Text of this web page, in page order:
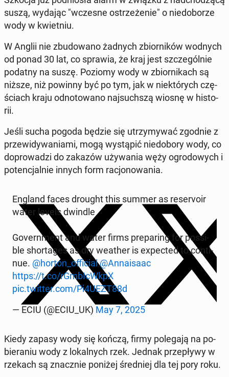
suszą, wydając "wczesne ostrze­że­nie" o nie­do­bo­rze
wody w kwiet­niu.
W Anglii nie zbu­do­wa­no żadnych zbior­ni­ków wodnych
od ponad 30 lat, co sprawia, że ​​kraj jest szcze­gól­nie
podatny na suszę. Poziomy wody w zbior­ni­kach są
niższe, niż powinny być po tym, jak w nie­któ­rych czę­
ściach kraju od­no­to­wa­no naj­such­szą wiosnę w hi­sto­
rii.
Jeśli sucha pogoda będzie się utrzy­my­wać zgodnie z
prze­wi­dy­wa­nia­mi, mogą wy­stą­pić nie­do­bo­ry wody, co
do­pro­wa­dzi do zakazów uży­wa­nia węży ogro­do­wych i
po­ten­cjal­nie innych form ra­cjo­no­wa­nia.
England faces drought this summer as re­se­rvo­ir
water levels dwindle
Go­vern­ment and water firms pre­pa­ring for po­ssi­
ble shor­ta­ges as dry weather is expec­ted to con­ti­
nue. @horton_of­fi­cial@An­na­isa­ac
https://t.co/rGm­bI­cWkpX
pic.twitter.com/Pi4UEZT88d
— ECIU (@ECIU_UK) May 7, 2025
Kiedy zapasy wody się kończą, firmy po­le­ga­ją na po­
bie­ra­niu wody z lo­kal­nych rzek. Jednak prze­pły­wy w
rzekach są znacz­nie poniżej śred­niej dla tej pory roku.